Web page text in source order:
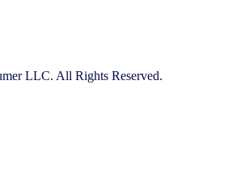
LLC. All Rights Reserved.